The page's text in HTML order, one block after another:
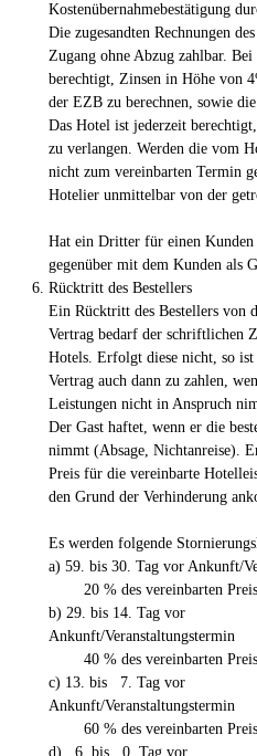
Kostenübernahmebestätigung
Die zugesandten Rechnungen
Zugang ohne Abzug zahlbar.
berechtigt, Zinsen in Höhe von
der EZB zu berechnen, sowie
Das Hotel ist jederzeit
zu verlangen. Werden die vom
nicht zum vereinbarten Termin
Hotelier unmittelbar von der
Hat ein Dritter für einen
gegenüber mit dem Kunden
Rücktritt des Bestellers
Ein Rücktritt des Bestellers von
Vertrag bedarf der schriftlichen
Hotels. Erfolgt diese nicht, so ist
Vertrag auch dann zu zahlen,
Leistungen nicht in Anspruch
Der Gast haftet, wenn er die
nimmt (Absage, Nichtanreise).
Preis für die vereinbarte
den Grund der Verhinderung
Es werden folgende
a) 59. bis 30. Tag vor
20 % des vereinbarten
b) 29. bis 14. Tag vor
Ankunft/
40 % des vereinbarten
c) 13. bis 7. Tag vor
Ankunft/
60 % des vereinbarten
d) 6. bis 0. Tag vor